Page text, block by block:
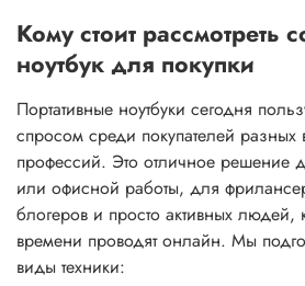
Кому стоит рассмотреть
ноутбук для покупки
Портативные ноутбуки сегодня
спросом среди покупателей разных
профессий. Это отличное решение
или офисной работы, для
блогеров и просто активных людей,
времени проводят онлайн. Мы
виды техники: